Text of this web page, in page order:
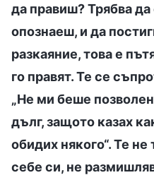
да правиш? Трябва
опознаеш, и да
разкаяние, това е
го правят. Те се
„Не ми беше
дълг, защото казах
обидих някого“. Те
себе си, не